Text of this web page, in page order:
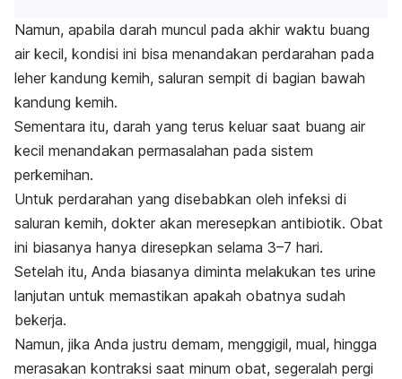
Namun, apabila darah muncul pada akhir waktu buang
air kecil, kondisi ini bisa menandakan perdarahan pada
leher kandung kemih, saluran sempit di bagian bawah
kandung kemih.
Sementara itu, darah yang terus keluar saat buang air
kecil menandakan permasalahan pada sistem
perkemihan.
Untuk perdarahan yang disebabkan oleh infeksi di
saluran kemih, dokter akan meresepkan antibiotik. Obat
ini biasanya hanya diresepkan selama 3–7 hari.
Setelah itu, Anda biasanya diminta melakukan tes urine
lanjutan untuk memastikan apakah obatnya sudah
bekerja.
Namun, jika Anda justru demam, menggigil, mual, hingga
merasakan kontraksi saat minum obat, segeralah pergi